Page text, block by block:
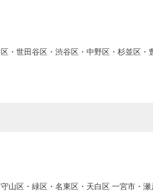
世田谷区・渋谷区・中野区・杉並区
山区・緑区・名東区・天白区 一宮市・